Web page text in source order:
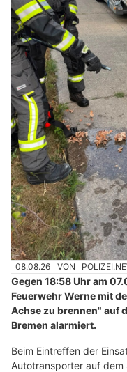
08.08.26 VON
Gegen 18:58 Uhr am
Feuerwehr Werne mit
Achse zu brennen" auf
Bremen alarmiert.
Beim Eintreffen der
Autotransporter auf